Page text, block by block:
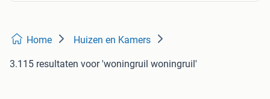
Home Huizen en Kamers
3.115 resultaten voor 'woningruil woningruil'